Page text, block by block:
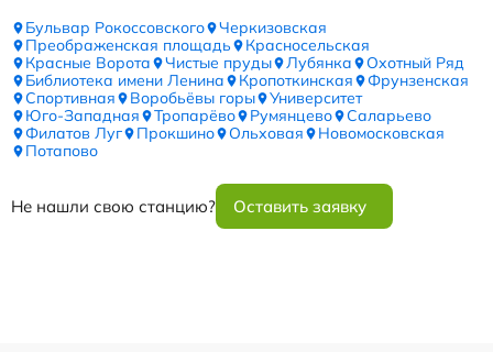
Бульвар Рокоссовского
Черкизовская
Преображенская площадь
Красносельская
Красные Ворота
Чистые пруды Лубянка
Охотный Ряд
Библиотека имени Ленина
Кропоткинская
Фрунзенская
Спортивная
Воробьёвы горы
Университет
Юго-Западная
Тропарёво Румянцево
Саларьево
Филатов Луг
Прокшино Ольховая
Новомосковская
Потапово
Не нашли свою станцию? Оставить заявку